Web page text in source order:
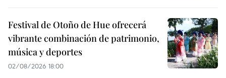
Festival de Otoño de Hue ofrecerá
vibrante combinación de patrimonio,
música y deportes
02/08/2026 18:00